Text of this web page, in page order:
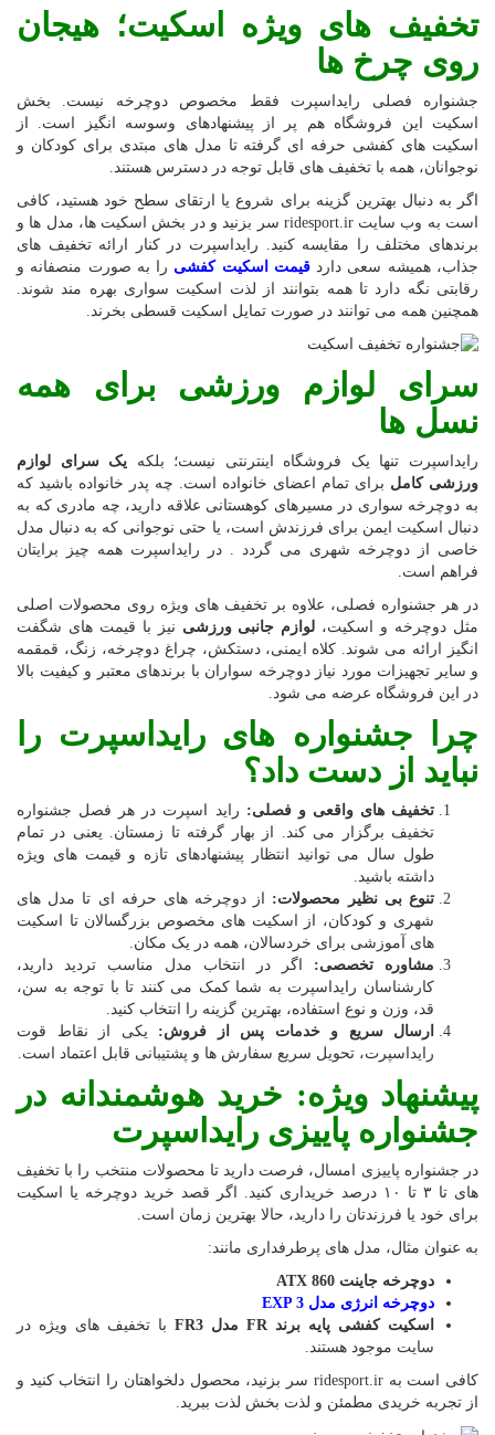
تخفیف های ویژه اسکیت؛ هیجان
روی چرخ ها
جشنواره فصلی رایداسپرت فقط مخصوص دوچرخه نیست. بخش
اسکیت این فروشگاه هم پر از پیشنهادهای وسوسه انگیز است. از
اسکیت های کفشی حرفه ای گرفته تا مدل های مبتدی برای کودکان و
نوجوانان، همه با تخفیف های قابل توجه در دسترس هستند.
اگر به دنبال بهترین گزینه برای شروع یا ارتقای سطح خود هستید، کافی
است به وب سایت ridesport.ir سر بزنید و در بخش اسکیت ها، مدل ها و
برندهای مختلف را مقایسه کنید. رایداسپرت در کنار ارائه تخفیف های
جذاب، همیشه سعی داردقیمت اسکیت کفشی را به صورت منصفانه و
رقابتی نگه دارد تا همه بتوانند از لذت اسکیت سواری بهره مند شوند.
همچنین همه می توانند در صورت تمایل اسکیت قسطی بخرند.
سرای لوازم ورزشی برای همه
نسل ها
رایداسپرت تنها یک فروشگاه اینترنتی نیست؛ بلکه یک سرای لوازم
ورزشی کامل برای تمام اعضای خانواده است. چه پدر خانواده باشید که
به دوچرخه سواری در مسیرهای کوهستانی علاقه دارید، چه مادری که به
دنبال اسکیت ایمن برای فرزندش است، یا حتی نوجوانی که به دنبال مدل
خاصی از دوچرخه شهری می گردد . در رایداسپرت همه چیز برایتان
فراهم است.
در هر جشنواره فصلی، علاوه بر تخفیف های ویژه روی محصولات اصلی
مثل دوچرخه و اسکیت، لوازم جانبی ورزشی نیز با قیمت های شگفت
انگیز ارائه می شوند. کلاه ایمنی، دستکش، چراغ دوچرخه، زنگ، قمقمه
و سایر تجهیزات مورد نیاز دوچرخه سواران با برندهای معتبر و کیفیت بالا
در این فروشگاه عرضه می شود.
چرا جشنواره های رایداسپرت را
نباید از دست داد؟
تخفیف های واقعی و فصلی: راید اسپرت در هر فصل جشنواره
تخفیف برگزار می کند. از بهار گرفته تا زمستان. یعنی در تمام
طول سال می توانید انتظار پیشنهادهای تازه و قیمت های ویژه
داشته باشید.
تنوع بی نظیر محصولات: از دوچرخه های حرفه ای تا مدل های
شهری و کودکان، از اسکیت های مخصوص بزرگسالان تا اسکیت
های آموزشی برای خردسالان، همه در یک مکان.
مشاوره تخصصی: اگر در انتخاب مدل مناسب تردید دارید،
کارشناسان رایداسپرت به شما کمک می کنند تا با توجه به سن،
قد، وزن و نوع استفاده، بهترین گزینه را انتخاب کنید.
ارسال سریع و خدمات پس از فروش: یکی از نقاط قوت
رایداسپرت، تحویل سریع سفارش ها و پشتیبانی قابل اعتماد است.
پیشنهاد ویژه: خرید هوشمندانه در
جشنواره پاییزی رایداسپرت
در جشنواره پاییزی امسال، فرصت دارید تا محصولات منتخب را با تخفیف
های تا ۳ تا ۱۰ درصد خریداری کنید. اگر قصد خرید دوچرخه یا اسکیت
برای خود یا فرزندتان را دارید، حالا بهترین زمان است.
به عنوان مثال، مدل های پرطرفداری مانند:
دوچرخه جاینت ATX 860
دوچرخه انرژی مدل EXP 3
اسکیت کفشی پایه برند FR مدل FR3
با تخفیف های ویژه در
سایت موجود هستند.
کافی است به ridesport.ir سر بزنید، محصول دلخواهتان را انتخاب کنید و
از تجربه خریدی مطمئن و لذت بخش لذت ببرید.